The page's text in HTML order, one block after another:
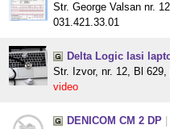
Str. George Valsan nr.
031.421.33.01
Delta Logic Iasi
Str. Izvor, nr. 12, Bl
video
DENICOM CM 2 DP